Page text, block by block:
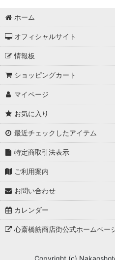
ホーム
オフィシャルサイト
情報板
ショッピングカート
マイページ
お気に入り
最近チェックしたアイテム
特定商取引法表示
ご利用案内
お問い合わせ
カレンダー
心斎橋筋商店街公式ホームペー
Copyright (c)